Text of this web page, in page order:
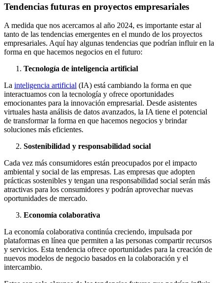
Tendencias futuras en proyectos empresariales
A medida que nos acercamos al año 2024, es importante estar al
tanto de las tendencias emergentes en el mundo de los proyectos
empresariales. Aquí hay algunas tendencias que podrían influir en la
forma en que hacemos negocios en el futuro:
Tecnología de inteligencia artificial
La inteligencia artificial (IA) está cambiando la forma en que
interactuamos con la tecnología y ofrece oportunidades
emocionantes para la innovación empresarial. Desde asistentes
virtuales hasta análisis de datos avanzados, la IA tiene el potencial
de transformar la forma en que hacemos negocios y brindar
soluciones más eficientes.
Sostenibilidad y responsabilidad social
Cada vez más consumidores están preocupados por el impacto
ambiental y social de las empresas. Las empresas que adopten
prácticas sostenibles y tengan una responsabilidad social serán más
atractivas para los consumidores y podrán aprovechar nuevas
oportunidades de mercado.
Economía colaborativa
La economía colaborativa continúa creciendo, impulsada por
plataformas en línea que permiten a las personas compartir recursos
y servicios. Esta tendencia ofrece oportunidades para la creación de
nuevos modelos de negocio basados en la colaboración y el
intercambio.